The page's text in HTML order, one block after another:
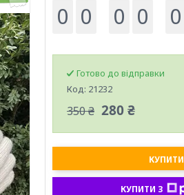
0 0 0 0 0
Готово до відправки
Код: 21232
350 ₴ 280 ₴
КУПИТИ
КУПИТИ З